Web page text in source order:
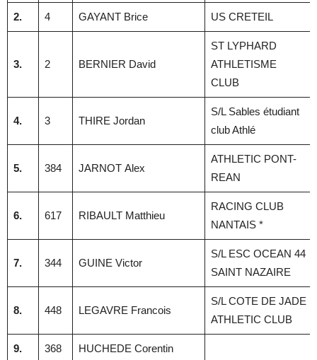
2. 4 GAYANT Brice US CRETEIL
3. 2 BERNIER David
ST LYPHARD
ATHLETISME
CLUB
4. 3 THIRE Jordan
S/L Sables étudiant
club Athlé
5. 384 JARNOT Alex
ATHLETIC PONT-
REAN
6. 617 RIBAULT Matthieu
RACING CLUB
NANTAIS *
7. 344 GUINE Victor
S/L ESC OCEAN 44
SAINT NAZAIRE
8. 448 LEGAVRE Francois
S/L COTE DE JADE
ATHLETIC CLUB
9. 368 HUCHEDE Corentin